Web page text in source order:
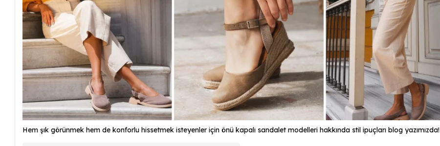
Hem şık görünmek hem de konforlu hissetmek isteyenler için önü kapalı sandalet modelleri hakkında stil ipuçları blog yazımızda!